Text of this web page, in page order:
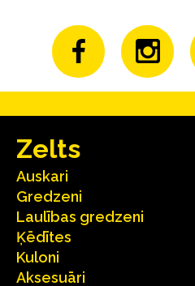
Zelts
Auskari
Gredzeni
Laulības gredzeni
Ķēdītes
Kuloni
Aksesuāri